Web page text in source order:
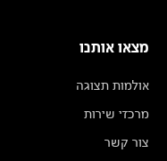
מצאו אותנו
אולמות תצוגה
מרכזי שירות
צור קשר